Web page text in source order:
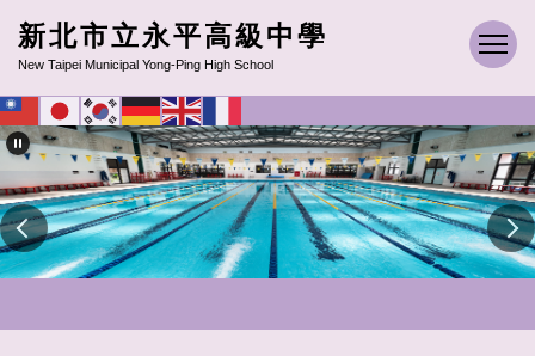
跳
到
主
要
內
容
區
新北市立永平高級中學
New Taipei Municipal Yong-Ping High School